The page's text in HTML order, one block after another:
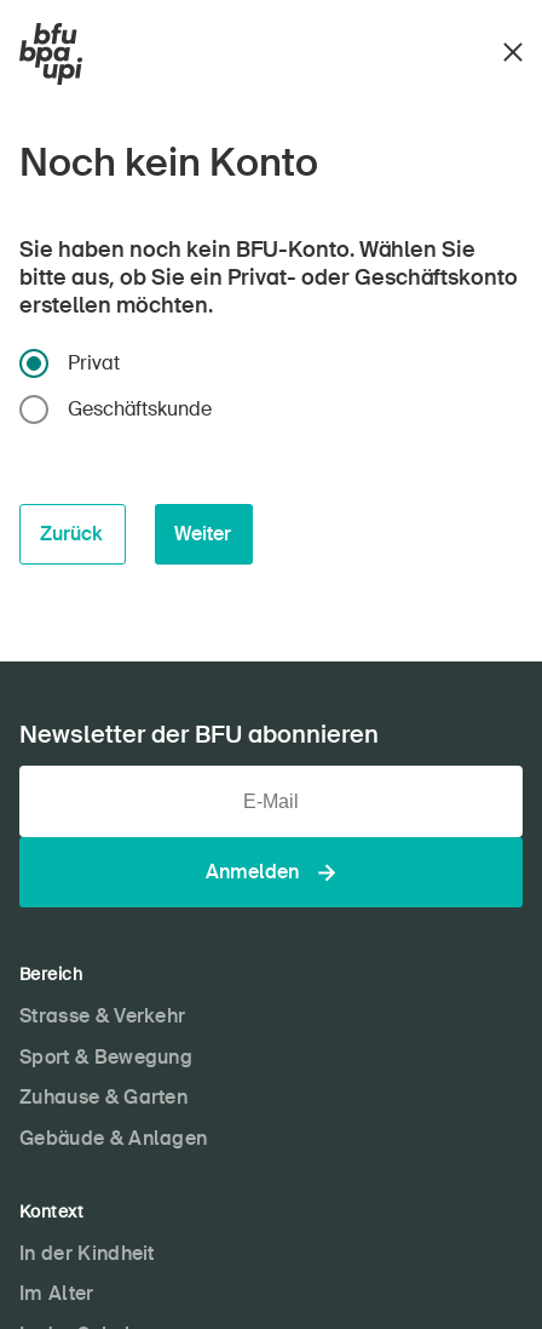
Noch kein Konto
Sie haben noch kein BFU-Konto. Wählen Sie
bitte aus, ob Sie ein Privat- oder Geschäftskonto
erstellen möchten.
Privat
Geschäftskunde
Zurück Weiter
Newsletter der BFU abonnieren
Anmelden
Bereich
Strasse & Verkehr
Sport & Bewegung
Zuhause & Garten
Gebäude & Anlagen
Kontext
In der Kindheit
Im Alter